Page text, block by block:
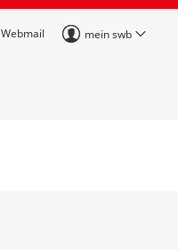
Webmail mein swb